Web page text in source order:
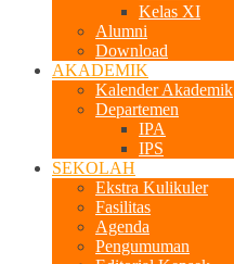
Kelas XI
Alumni
Download
AKADEMIK
Kalender Akademik
Departemen
IPA
IPS
SEKOLAH
Ekstra Kulikuler
Fasilitas
Agenda
Pengumuman